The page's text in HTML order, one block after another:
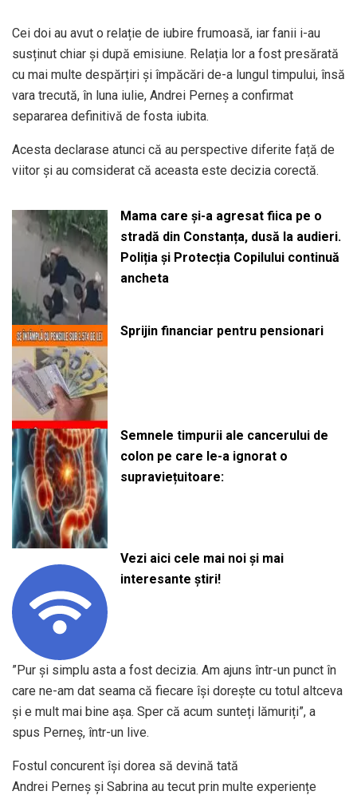
Cei doi au avut o relație de iubire frumoasă, iar fanii i-au
susținut chiar și după emisiune. Relația lor a fost presărată
cu mai multe despărțiri și împăcări de-a lungul timpului, însă
vara trecută, în luna iulie, Andrei Perneș a confirmat
separarea definitivă de fosta iubita.
Acesta declarase atunci că au perspective diferite față de
viitor și au comsiderat că aceasta este decizia corectă.
Mama care și-a agresat fiica pe o
stradă din Constanța, dusă la audieri.
Poliția și Protecția Copilului continuă
ancheta
Sprijin financiar pentru pensionari
Semnele timpurii ale cancerului de
colon pe care le-a ignorat o
supraviețuitoare:
Vezi aici cele mai noi și mai
interesante știri!
”Pur și simplu asta a fost decizia. Am ajuns într-un punct în
care ne-am dat seama că fiecare își dorește cu totul altceva
și e mult mai bine așa. Sper că acum sunteți lămuriți”, a
spus Perneș, într-un live.
Fostul concurent își dorea să devină tată
Andrei Perneș și Sabrina au tecut prin multe experiențe